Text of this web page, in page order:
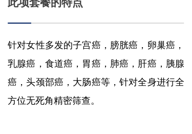
针对女性多发的子宫癌，膀胱癌，卵巢癌，
乳腺癌，食道癌，胃癌，肺癌，肝癌，胰腺
癌，头颈部癌，大肠癌等，针对全身进行全
方位无死角精密筛查。